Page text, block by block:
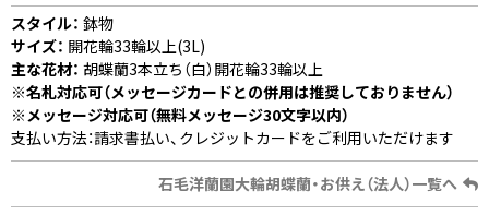
スタイル： 鉢物
サイズ： 開花輪33輪以上(3L)
主な花材： 胡蝶蘭3本立ち（白）開花輪33輪以上
※名札対応可（メッセージカードとの併用は推奨しておりません）
※メッセージ対応可（無料メッセージ30文字以内）
支払い方法：請求書払い、クレジットカードをご利用いただけます
石毛洋蘭園大輪胡蝶蘭・お供え（法人）一覧へ